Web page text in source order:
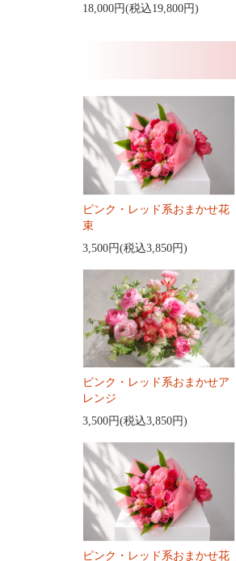
18,000円(税込19,800円)
ピンク・レッド系おまかせ花
束
3,500円(税込3,850円)
ピンク・レッド系おまかせア
レンジ
3,500円(税込3,850円)
ピンク・レッド系おまかせ花